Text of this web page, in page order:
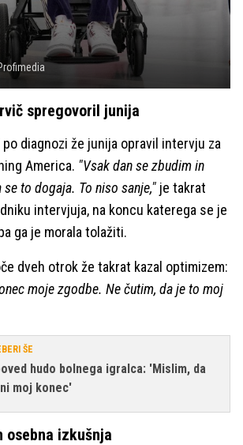
spregovoril junija
diagnozi že junija opravil intervju za
America. "Vsak dan se zbudim in
to dogaja. To niso sanje," je takrat
intervjuja, na koncu katerega se je
ga je morala tolažiti.
dveh otrok že takrat kazal optimizem:
moje zgodbe. Ne čutim, da je to moj
ŠE
hudo bolnega igralca: 'Mislim, da
moj konec'
izkušnja